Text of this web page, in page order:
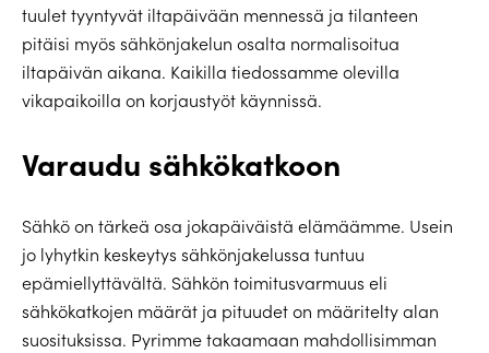
tuulet tyyntyvät iltapäivään mennessä ja tilanteen
pitäisi myös sähkönjakelun osalta normalisoitua
iltapäivän aikana. Kaikilla tiedossamme olevilla
vikapaikoilla on korjaustyöt käynnissä.
Varaudu sähkökatkoon
Sähkö on tärkeä osa jokapäiväistä elämäämme. Usein
jo lyhytkin keskeytys sähkönjakelussa tuntuu
epämiellyttävältä. Sähkön toimitusvarmuus eli
sähkökatkojen määrät ja pituudet on määritelty alan
suosituksissa. Pyrimme takaamaan mahdollisimman